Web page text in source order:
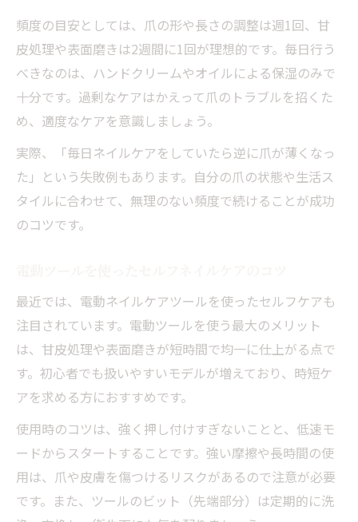
頻度の目安としては、爪の形や長さの調整は週1回、甘
皮処理や表面磨きは2週間に1回が理想的です。毎日行う
べきなのは、ハンドクリームやオイルによる保湿のみで
十分です。過剰なケアはかえって爪のトラブルを招くた
め、適度なケアを意識しましょう。
実際、「毎日ネイルケアをしていたら逆に爪が薄くなっ
た」という失敗例もあります。自分の爪の状態や生活ス
タイルに合わせて、無理のない頻度で続けることが成功
のコツです。
最近では、電動ネイルケアツールを使ったセルフケアも
注目されています。電動ツールを使う最大のメリット
は、甘皮処理や表面磨きが短時間で均一に仕上がる点で
す。初心者でも扱いやすいモデルが増えており、時短ケ
アを求める方におすすめです。
使用時のコツは、強く押し付けすぎないことと、低速モ
ードからスタートすることです。強い摩擦や長時間の使
用は、爪や皮膚を傷つけるリスクがあるので注意が必要
です。また、ツールのビット（先端部分）は定期的に洗